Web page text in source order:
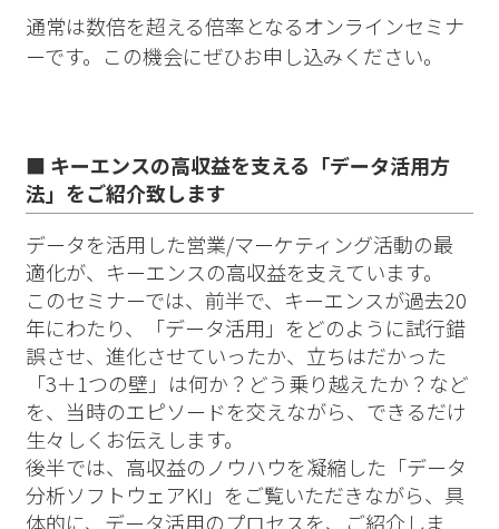
通常は数倍を超える倍率となるオンラインセミナ
ーです。この機会にぜひお申し込みください。
■ キーエンスの高収益を支える「データ活用方
法」をご紹介致します
データを活用した営業/マーケティング活動の最
適化が、キーエンスの高収益を支えています。
このセミナーでは、前半で、キーエンスが過去20
年にわたり、「データ活用」をどのように試行錯
誤させ、進化させていったか、立ちはだかった
「3＋1つの壁」は何か？どう乗り越えたか？など
を、当時のエピソードを交えながら、できるだけ
生々しくお伝えします。
後半では、高収益のノウハウを凝縮した「データ
分析ソフトウェアKI」をご覧いただきながら、具
体的に、データ活用のプロセスを、ご紹介しま